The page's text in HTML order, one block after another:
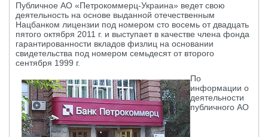
Публичное АО «Петрокоммерц-Украина» ведет свою
деятельность на основе выданной отечественным
Нацбанком лицензии под номером сто восемь от двадцать
пятого октября 2011 г. и выступает в качестве члена фонда
гарантированности вкладов физлиц на основании
свидетельства под номером семьдесят от второго
сентября 1999 г.
По
информации о
деятельности
публичного АО